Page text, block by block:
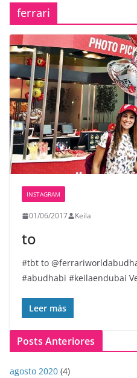
ferrari
INSTAGRAM
01/06/2017 Keila
to
#tbt to
#abudhabi #keilaendubai
Leer más
Posts Anteriores
agosto 2020 (4)